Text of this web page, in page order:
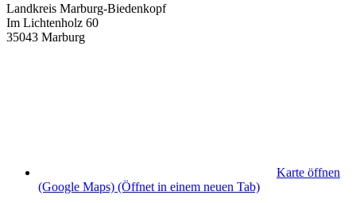
Landkreis Marburg-Biedenkopf
Im Lichtenholz 60
35043 Marburg
Karte öffnen
(Google Maps) (Öffnet in einem neuen Tab)